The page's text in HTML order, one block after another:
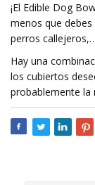
¡El Edible Dog
menos que
perros
Hay una
los cubiertos
probablemente la